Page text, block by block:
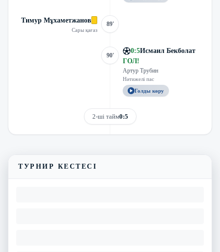
Тимур Мұхаметжанов
Сары қағаз
89'
90'
0:5Исмаил Бекболат
ГОЛ!
Артур Трубин
Нәтижелі пас
Голды көру
2-ші тайм0:5
ТУРНИР КЕСТЕСІ